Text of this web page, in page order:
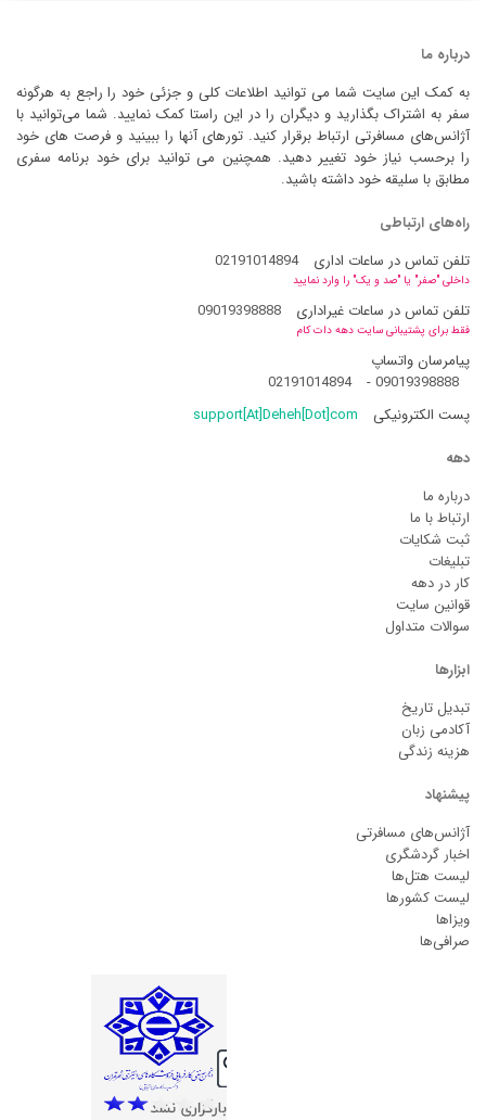
درباره ما
به کمک این سایت شما می توانید اطلاعات کلی و جزئی خود را راجع به هرگونه
سفر به اشتراک بگذارید و دیگران را در این راستا کمک نمایید. شما می‌توانید با
آژانس‌های مسافرتی ارتباط برقرار کنید. تورهای آنها را ببینید و فرصت های خود
را برحسب نیاز خود تغییر دهید. همچنین می توانید برای خود برنامه سفری
مطابق با سلیقه خود داشته باشید.
راه‌های ارتباطی
تلفن تماس در ساعات اداری
02191014894
داخلی "صفر" یا "صد و یک" را وارد نمایید
تلفن تماس در ساعات غیراداری 09019398888
فقط برای پشتیبانی سایت دهه دات کام
پیامرسان واتساپ
09019398888
-
02191014894
پست الکترونیکی
support[At]Deheh[Dot]com
دهه
درباره ما
ارتباط با ما
ثبت شکایات
تبلیغات
کار در دهه
قوانین سایت
سوالات متداول
ابزارها
تبدیل تاریخ
آکادمی زبان
هزینه زندگی
پیشنهاد
آژانس‌های مسافرتی
اخبار گردشگری
لیست هتل‌ها
لیست کشورها
ویزاها
صرافی‌ها